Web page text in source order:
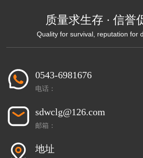
质量求生存 · 信誉
Quality for survival, reputation for
0543-6981676
电话：
sdwclg@126.com
邮箱：
地址